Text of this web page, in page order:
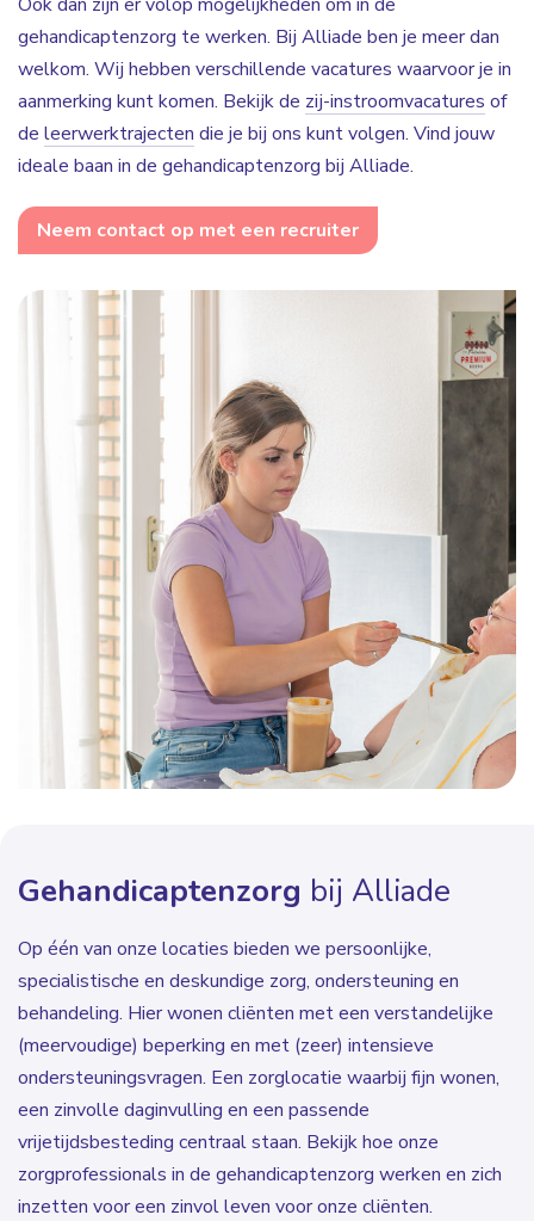
gehandicaptenzorg te werken. Bij Alliade ben je meer dan
welkom. Wij hebben verschillende vacatures waarvoor je in
aanmerking kunt komen. Bekijk de zij-instroomvacatures of
de leerwerktrajecten die je bij ons kunt volgen. Vind jouw
ideale baan in de gehandicaptenzorg bij Alliade.
Neem contact op met een recruiter
Gehandicaptenzorg bij Alliade
Op één van onze locaties bieden we persoonlijke,
specialistische en deskundige zorg, ondersteuning en
behandeling. Hier wonen cliënten met een verstandelijke
(meervoudige) beperking en met (zeer) intensieve
ondersteuningsvragen. Een zorglocatie waarbij fijn wonen,
een zinvolle daginvulling en een passende
vrijetijdsbesteding centraal staan. Bekijk hoe onze
zorgprofessionals in de gehandicaptenzorg werken en zich
inzetten voor een zinvol leven voor onze cliënten.